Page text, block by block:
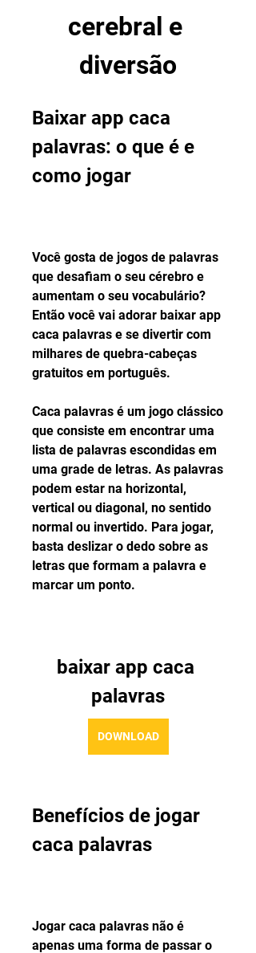
cerebral e
diversão
Baixar app caca
palavras: o que é e
como jogar
Você gosta de jogos de palavras
que desafiam o seu cérebro e
aumentam o seu vocabulário?
Então você vai adorar baixar app
caca palavras e se divertir com
milhares de quebra-cabeças
gratuitos em português.
Caca palavras é um jogo clássico
que consiste em encontrar uma
lista de palavras escondidas em
uma grade de letras. As palavras
podem estar na horizontal,
vertical ou diagonal, no sentido
normal ou invertido. Para jogar,
basta deslizar o dedo sobre as
letras que formam a palavra e
marcar um ponto.
baixar app caca
palavras
DOWNLOAD
Benefícios de jogar
caca palavras
Jogar caca palavras não é
apenas uma forma de passar o